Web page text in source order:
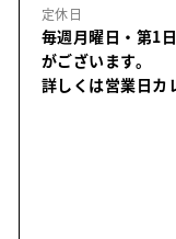
定休日
毎週月曜日・第1
がございます。
詳しくは営業日カ